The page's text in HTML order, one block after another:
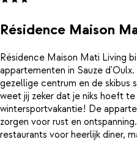
Résidence Maison
Résidence Maison Mati Living
appartementen in Sauze
gezellige centrum en de skibus
weet jij zeker dat je niks hoeft
wintersportvakantie! De
zorgen voor rust en
restaurants voor heerlijk diner,